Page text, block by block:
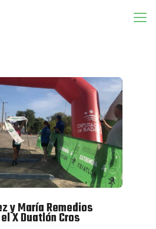
y María Remedios
X Duatlón Cros